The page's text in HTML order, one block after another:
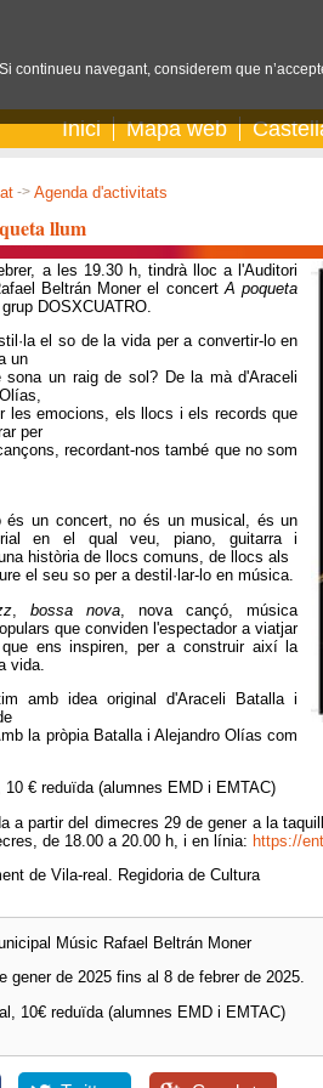
Inici Mapa web
-> Agenda d'activitats
llum
a les 19.30 h, tindrà lloc a l'Auditori
Beltrán Moner el concertA poqueta
DOSXCUATRO.
el so de la vida per a convertir-lo en
un
sona un raig de sol? De la mà d'Araceli
les emocions, els llocs i els records que
per
recordant-nos també que no som
és un concert, no és un musical, és un
en el qual veu, piano, guitarra i
història de llocs comuns, de llocs als
el seu so per a destil·lar-lo en música.
,bossa nova , nova cançó, música
que conviden l'espectador a viatjar
ens inspiren, per a construir així la
vida.
amb idea original d'Araceli Batalla i
la pròpia Batalla i Alejandro Olías com
10 € reduïda (alumnes EMD i EMTAC)
a partir del dimecres 29 de gener a la
de 18.00 a 20.00 h, i en línia: https://
de Vila-real. Regidoria de Cultura
Músic Rafael Beltrán Moner
gener de 2025 fins al 8 de febrer de 2025.
10€ reduïda (alumnes EMD i EMTAC)
navegant, considerem que